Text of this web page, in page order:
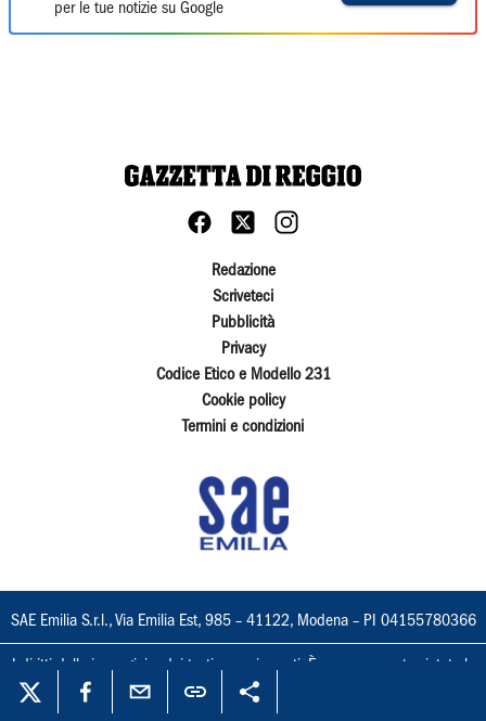
per le tue notizie su Google
Redazione
Scriveteci
Pubblicità
Privacy
Codice Etico e Modello 231
Cookie policy
Termini e condizioni
SAE Emilia S.r.l., Via Emilia Est, 985 – 41122, Modena – PI 04155780366
I diritti delle immagini e dei testi sono riservati. È espressamente vietata la
loro riproduzione con qualsiasi mezzo e l'adattamento totale o parziale.